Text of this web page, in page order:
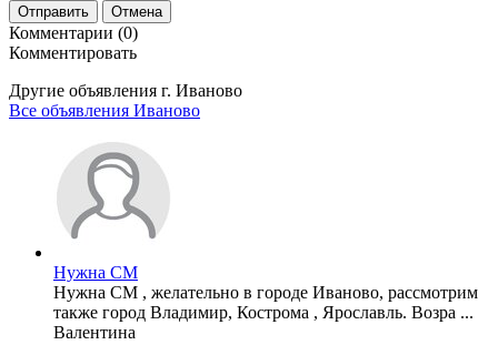
Отправить Отмена
Комментарии (0)
Комментировать
Другие объявления г. Иваново
Все объявления Иваново
Нужна СМ
Нужна СМ , желательно в городе Иваново, рассмотрим
также город Владимир, Кострома , Ярославль. Возра ...
Валентина